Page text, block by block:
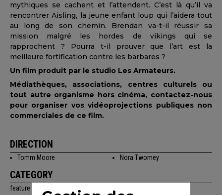
mythiques se cachent et l’attendent. C’est là qu’il va
rencontrer Aisling, la jeune enfant loup qui l’aidera tout
au long de son chemin. Brendan va-t-il réussir sa
mission malgré les hordes de vikings qui se
rapprochent ? Pourra t-il prouver que l’art est la
meilleure fortification contre les barbares ?
Un film produit par le studio Les Armateurs.
Médiathèques, associations, centres culturels ou
tout autre organisme hors cinéma, contactez-nous
pour organiser vos vidéoprojections publiques non
commerciales de ce film.
DIRECTION
Tomm Moore Nora Twomey
CATEGORY
feature films